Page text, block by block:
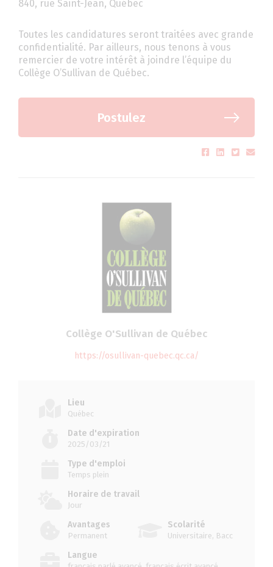
840, rue Saint-Jean, Québec
Toutes les candidatures seront traitées avec grande
confidentialité. Par ailleurs, nous tenons à vous
remercier de votre intérêt à joindre l’équipe du
Collège O’Sullivan de Québec.
Postulez
Collège O'Sullivan de Québec
https://osullivan-quebec.qc.ca/
Lieu
Québec
Date d'expiration
2025/03/21
Type d'emploi
Temps plein
Horaire de travail
Jour
Avantages
Permanent
Scolarité
Universitaire, Bacc
Langue